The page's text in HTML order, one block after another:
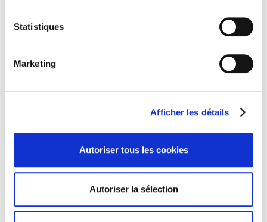
Statistiques
Marketing
Afficher les détails
Autoriser tous les cookies
Autoriser la sélection
, Directeur Technique national et ancien
apprenti FDME
Chez ATALIAN Maintenance & Energy nous sommes
très fiers de Matthieu et de son parcours ! Bravo